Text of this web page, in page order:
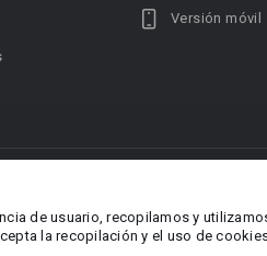
de usuario, recopilamos y
la recopilación y el uso de
Versión móvil
Área